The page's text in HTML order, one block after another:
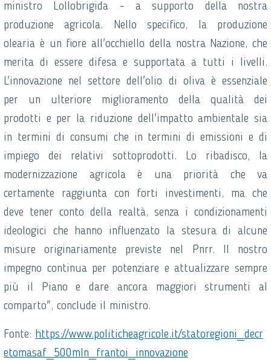
ministro Lollobrigida - a supporto della nostra
produzione agricola. Nello specifico, la produzione
olearia è un fiore all'occhiello della nostra Nazione, che
merita di essere difesa e supportata a tutti i livelli.
L'innovazione nel settore dell'olio di oliva è essenziale
per un ulteriore miglioramento della qualità dei
prodotti e per la riduzione dell'impatto ambientale sia
in termini di consumi che in termini di emissioni e di
impiego dei relativi sottoprodotti. Lo ribadisco, la
modernizzazione agricola è una priorità che va
certamente raggiunta con forti investimenti, ma che
deve tener conto della realtà, senza i condizionamenti
ideologici che hanno influenzato la stesura di alcune
misure originariamente previste nel Pnrr. Il nostro
impegno continua per potenziare e attualizzare sempre
più il Piano e dare ancora maggiori strumenti al
comparto", conclude il ministro.
Fonte: https://www.politicheagricole.it/statoregioni_decr
etomasaf_500mln_frantoi_innovazione